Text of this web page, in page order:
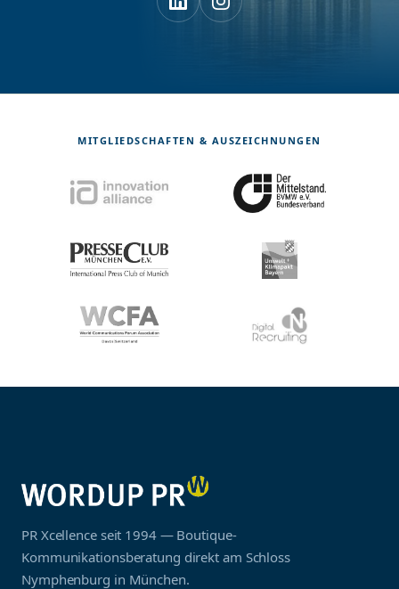
MITGLIEDSCHAFTEN & AUSZEICHNUNGEN
PR Xcellence seit 1994 — Boutique-
Kommunikationsberatung direkt am Schloss
Nymphenburg in München.